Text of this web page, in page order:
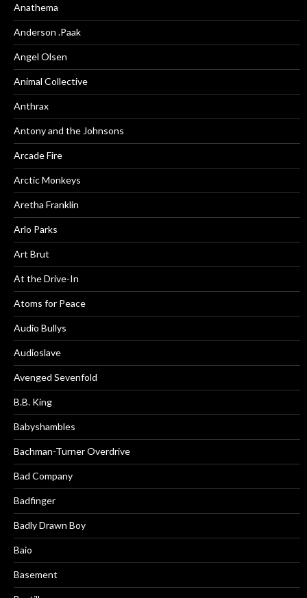
Anathema
Anderson .Paak
Angel Olsen
Animal Collective
Anthrax
Antony and the Johnsons
Arcade Fire
Arctic Monkeys
Aretha Franklin
Arlo Parks
Art Brut
At the Drive-In
Atoms for Peace
Audio Bullys
Audioslave
Avenged Sevenfold
B.B. King
Babyshambles
Bachman-Turner Overdrive
Bad Company
Badfinger
Badly Drawn Boy
Baio
Basement